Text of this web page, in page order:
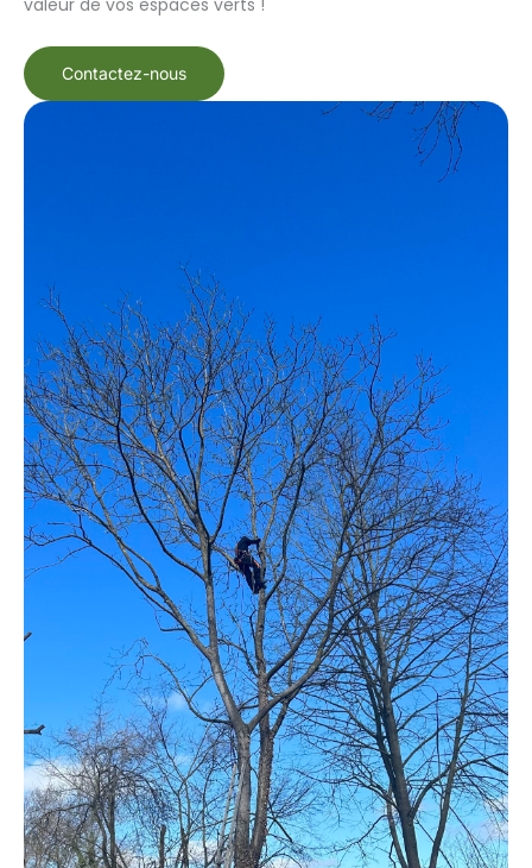
Contactez-nous